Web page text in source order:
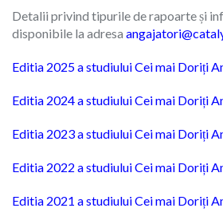
Detalii privind tipurile de rapoarte și
disponibile la adresa
Editia 2025 a studiului Cei mai Doriți
Editia 2024 a studiului Cei mai Doriți
Editia 2023 a studiului Cei mai Doriți
Editia 2022 a studiului Cei mai Doriți
Editia 2021 a studiului Cei mai Doriți